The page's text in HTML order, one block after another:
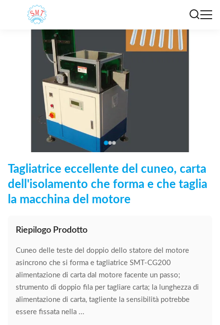
Tagliatrice eccellente del cuneo, carta
dell'isolamento che forma e che taglia
la macchina del motore
Riepilogo Prodotto
Cuneo delle teste del doppio dello statore del motore
asincrono che si forma e tagliatrice SMT-CG200
alimentazione di carta dal motore facente un passo;
strumento di doppio fila per tagliare carta; la lunghezza di
alimentazione di carta, tagliente la sensibilità potrebbe
essere fissata nella ...